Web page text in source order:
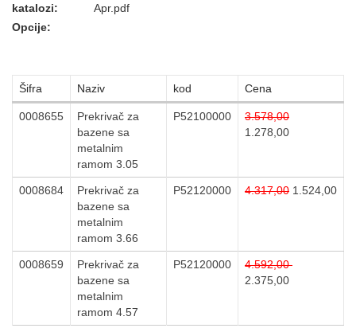
katalozi:
Apr.pdf
Opcije:
Šifra Naziv kod Cena
0008655
Prekrivač za
bazene sa
metalnim
ramom 3.05
P52100000
3.578,00
1.278,00
0008684
Prekrivač za
bazene sa
metalnim
ramom 3.66
P52120000 4.317,00 1.524,00
0008659
Prekrivač za
bazene sa
metalnim
ramom 4.57
P52120000
4.592,00
2.375,00